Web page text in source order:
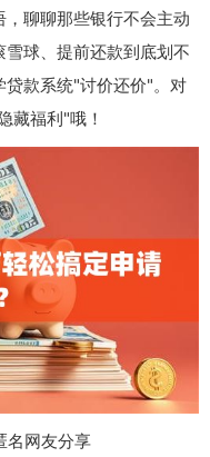
聊聊那些银行不会主动
球、提前还款到底划不
款系统"讨价还价"。对
藏福利"哦！
名网友分享